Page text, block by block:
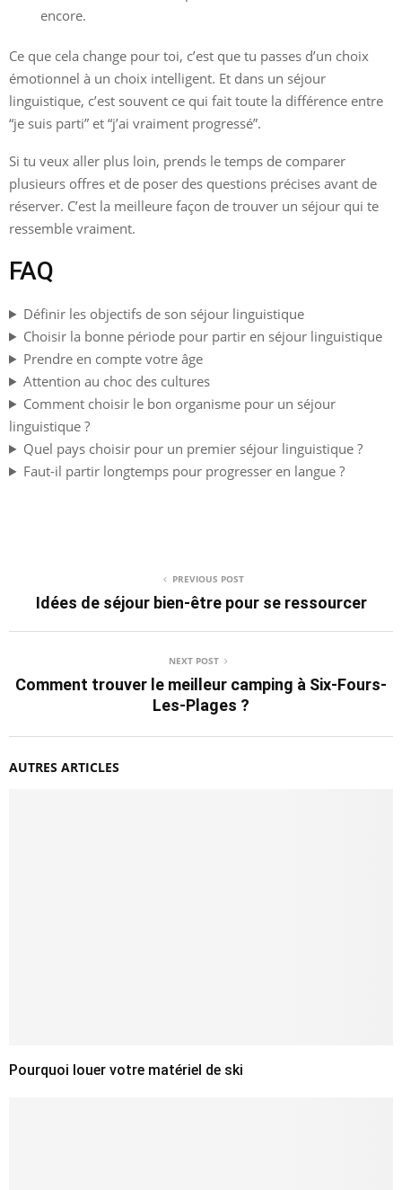
encore.
Ce que cela change pour toi, c’est que tu passes d’un choix
émotionnel à un choix intelligent. Et dans un séjour
linguistique, c’est souvent ce qui fait toute la différence entre
“je suis parti” et “j’ai vraiment progressé”.
Si tu veux aller plus loin, prends le temps de comparer
plusieurs offres et de poser des questions précises avant de
réserver. C’est la meilleure façon de trouver un séjour qui te
ressemble vraiment.
FAQ
Définir les objectifs de son séjour linguistique
Choisir la bonne période pour partir en séjour linguistique
Prendre en compte votre âge
Attention au choc des cultures
Comment choisir le bon organisme pour un séjour
linguistique ?
Quel pays choisir pour un premier séjour linguistique ?
Faut-il partir longtemps pour progresser en langue ?
PREVIOUS POST
Idées de séjour bien-être pour se ressourcer
NEXT POST
Comment trouver le meilleur camping à Six-Fours-
Les-Plages ?
AUTRES ARTICLES
Pourquoi louer votre matériel de ski